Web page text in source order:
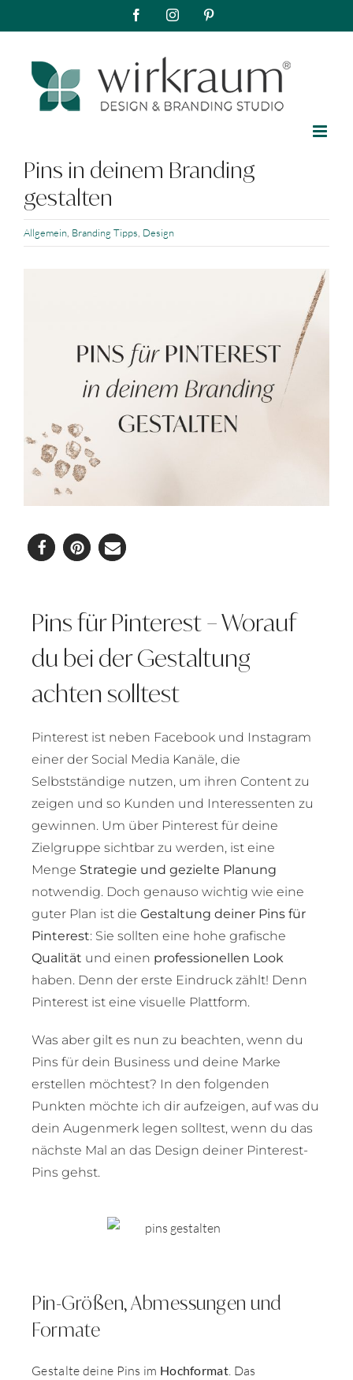
Pins in deinem Branding
gestalten
Allgemein Branding Tipps Design
Pins für Pinterest – Worauf
du bei der Gestaltung
achten solltest
Pinterest ist neben Facebook und Instagram
einer der Social Media Kanäle, die
Selbstständige nutzen, um ihren Content zu
zeigen und so Kunden und Interessenten zu
gewinnen. Um über Pinterest für deine
Zielgruppe sichtbar zu werden, ist eine
Menge Strategie und gezielte Planung
notwendig. Doch genauso wichtig wie eine
guter Plan ist die Gestaltung deiner Pins für
Pinterest: Sie sollten eine hohe grafische
Qualität und einen professionellen Look
haben. Denn der erste Eindruck zählt! Denn
Pinterest ist eine visuelle Plattform.
Was aber gilt es nun zu beachten, wenn du
Pins für dein Business und deine Marke
erstellen möchtest? In den folgenden
Punkten möchte ich dir aufzeigen, auf was du
dein Augenmerk legen solltest, wenn du das
nächste Mal an das Design deiner Pinterest-
Pins gehst.
Pin-Größen, Abmessungen und
Formate
Gestalte deine Pins im Hochformat. Das